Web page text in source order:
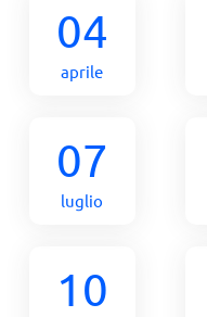
04
aprile
07
luglio
10